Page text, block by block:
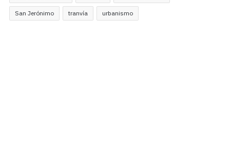
San Jerónimo tranvía urbanismo